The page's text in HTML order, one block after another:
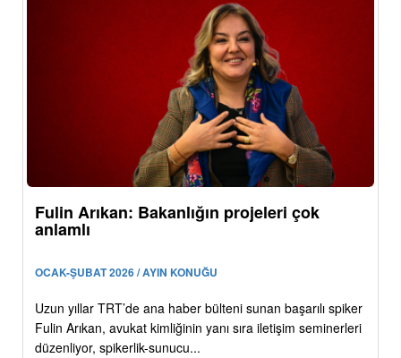
Fulin Arıkan: Bakanlığın projeleri çok
anlamlı
OCAK-ŞUBAT 2026 / AYIN KONUĞU
Uzun yıllar TRT’de ana haber bülteni sunan başarılı spiker
Fulin Arıkan, avukat kimliğinin yanı sıra iletişim seminerleri
düzenliyor, spikerlik-sunucu...